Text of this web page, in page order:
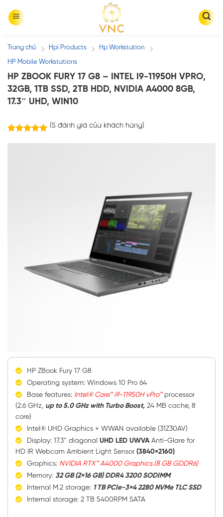
Trang chủ / Hpi Products / Hp Workstation /
HP Mobile Workstations
HP ZBOOK FURY 17 G8 – INTEL I9-11950H VPRO,
32GB, 1TB SSD, 2TB HDD, NVIDIA A4000 8GB,
17.3″ UHD, WIN10
(5 đánh giá của khách hàng)
HP ZBook Fury 17 G8
Operating system: Windows 10 Pro 64
Base features: Intel® Core™ i9-11950H vPro™processor
(2.6 GHz, up to 5.0 GHz with Turbo Boost,24 MB cache, 8
core)
Intel® UHD Graphics + WWAN available (31Z30AV)
Display: 17.3″ diagonal UHD LED UWVAAnti-Glare for
HD IR Webcam Ambient Light Sensor (3840×2160)
Graphics: NVIDIA RTX™ A4000 Graphics (8 GB GDDR6)
Memory: 32 GB (2×16 GB) DDR4 3200 SODIMM
Internal M.2 storage: 1 TB PCIe-3×4 2280 NVMe TLC SSD
Internal storage: 2 TB 5400RPM SATA